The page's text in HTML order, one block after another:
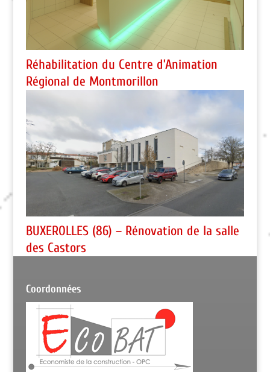
Réhabilitation du Centre d’Animation
Régional de Montmorillon
BUXEROLLES (86) – Rénovation de la salle
des Castors
Coordonnées